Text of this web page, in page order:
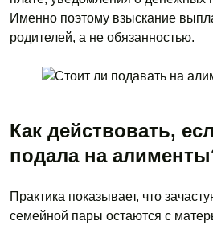
Именно поэтому взыскание
родителей, а не обязанностью.
Как действовать,
подала на
Практика показывает, что
семейной пары остаются с